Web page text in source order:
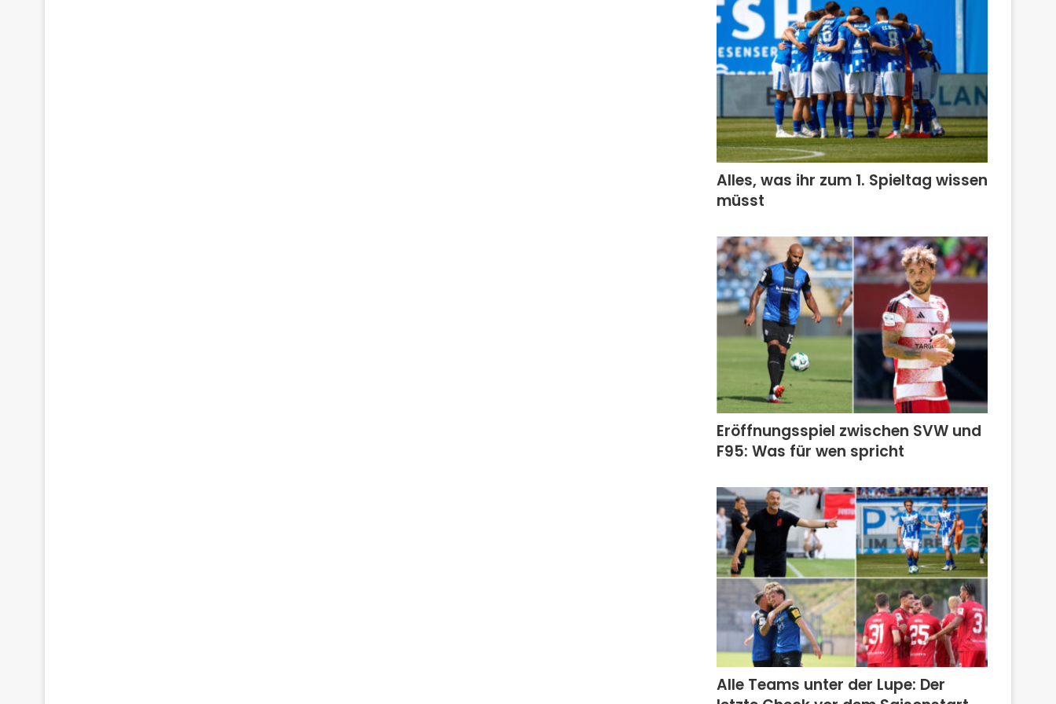
Alles, was ihr zum 1. Spieltag wissen
müsst
Eröffnungsspiel zwischen SVW und
F95: Was für wen spricht
Alle Teams unter der Lupe: Der